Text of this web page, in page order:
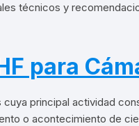
técnicos y
para
principal actividad
o acontecimiento de